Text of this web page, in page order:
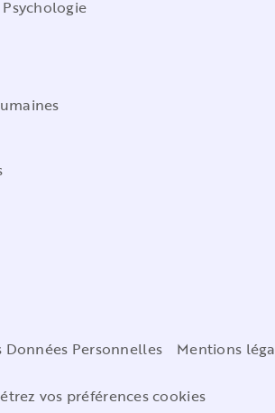
Données Personnelles Mentions
vos préférences cookies